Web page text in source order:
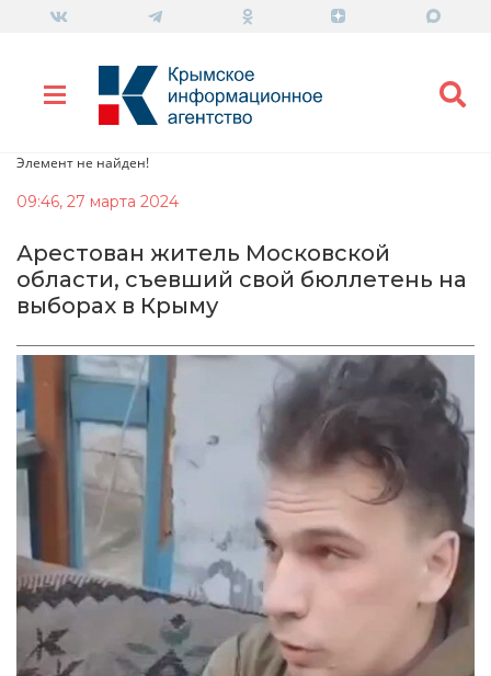
Элемент не найден!
09:46, 27 марта 2024
Арестован житель Московской
области, съевший свой бюллетень на
выборах в Крыму